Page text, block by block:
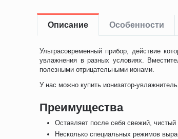
Описание Особенности
Ультрасовременный прибор, действие
увлажнения в разных условиях.
полезными отрицательными ионами.
У нас можно купить ионизатор-
Преимущества
Оставляет после себя свежий,
Несколько специальных режимов